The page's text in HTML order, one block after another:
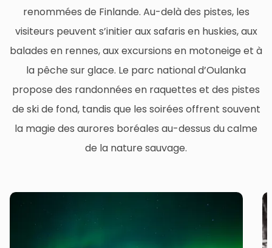
renommées de Finlande. Au-delà des pistes, les
visiteurs peuvent s’initier aux safaris en huskies, aux
balades en rennes, aux excursions en motoneige et à
la pêche sur glace. Le parc national d’Oulanka
propose des randonnées en raquettes et des pistes
de ski de fond, tandis que les soirées offrent souvent
la magie des aurores boréales au-dessus du calme
de la nature sauvage.